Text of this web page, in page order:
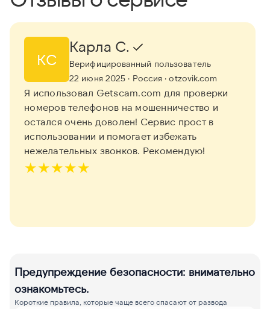
КС
Карла С.
Верифицированный пользователь
22 июня 2025 · Россия · otzovik.com
Я использовал Getscam.com для проверки
номеров телефонов на мошенничество и
остался очень доволен! Сервис прост в
использовании и помогает избежать
нежелательных звонков. Рекомендую!
★★★★★
Предупреждение безопасности: внимательно
ознакомьтесь.
Короткие правила, которые чаще всего спасают от развода